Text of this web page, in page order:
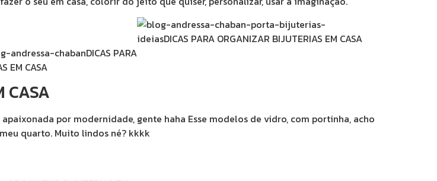
CASA
por modernidade, gente haha Esse modelos de vidro, com portinha, acho
quarto. Muito lindos né? kkkk